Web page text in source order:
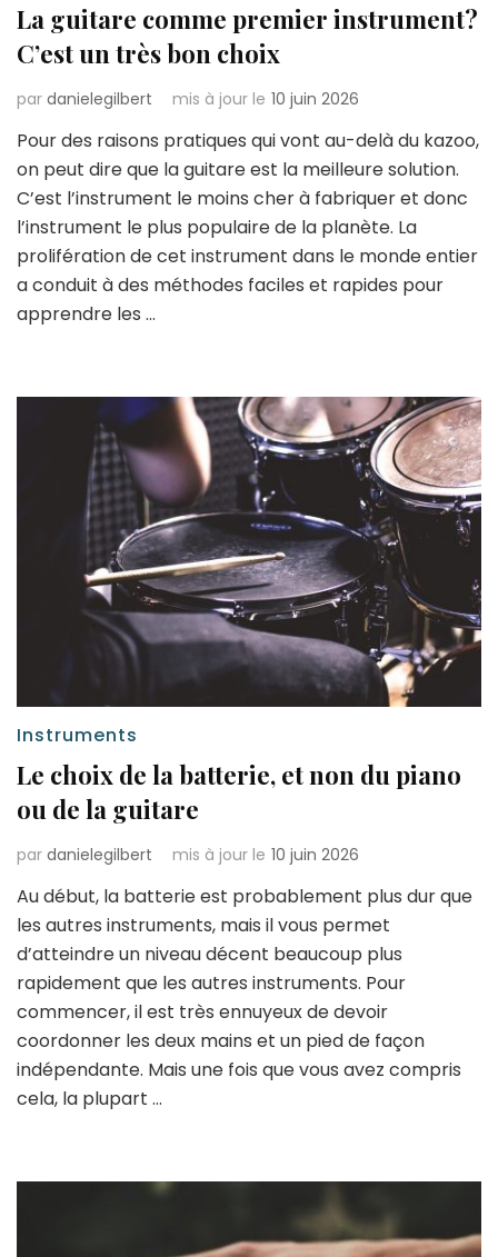
La guitare comme premier instrument?
C’est un très bon choix
par danielegilbert mis à jour le 10 juin 2026
Pour des raisons pratiques qui vont au-delà du kazoo,
on peut dire que la guitare est la meilleure solution.
C’est l’instrument le moins cher à fabriquer et donc
l’instrument le plus populaire de la planète. La
prolifération de cet instrument dans le monde entier
a conduit à des méthodes faciles et rapides pour
apprendre les …
Instruments
Le choix de la batterie, et non du piano
ou de la guitare
par danielegilbert mis à jour le 10 juin 2026
Au début, la batterie est probablement plus dur que
les autres instruments, mais il vous permet
d’atteindre un niveau décent beaucoup plus
rapidement que les autres instruments. Pour
commencer, il est très ennuyeux de devoir
coordonner les deux mains et un pied de façon
indépendante. Mais une fois que vous avez compris
cela, la plupart …